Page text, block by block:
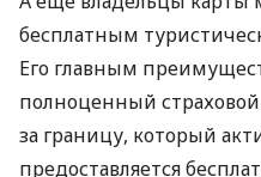
бесплатным
Его главным
полноценный
за границу, который
предоставляется